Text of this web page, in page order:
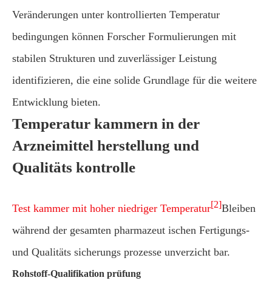
Veränderungen unter kontrollierten Temperatur
bedingungen können Forscher Formulierungen mit
stabilen Strukturen und zuverlässiger Leistung
identifizieren, die eine solide Grundlage für die weitere
Entwicklung bieten.
Temperatur kammern in der
Arzneimittel herstellung und
Qualitäts kontrolle
Test kammer mit hoher niedriger Temperatur[2]Bleiben
während der gesamten pharmazeut ischen Fertigungs-
und Qualitäts sicherungs prozesse unverzicht bar.
Rohstoff-Qualifikation prüfung